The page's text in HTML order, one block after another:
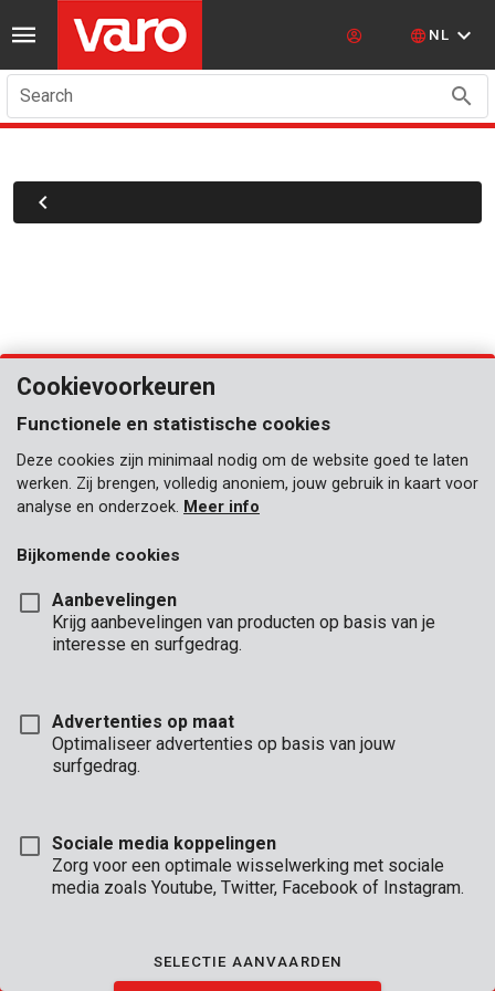
NL
Search
KANTOOR-
UREN
Vr:
08:00 - 12:30 / 13:00 - 16:00
TECHNISCHE DIENST
Vr:
8:00 - 12:30 / 13:00 - 15:30
(telefonisch bereikbaar tot 16:00)
ALGEMENE VOORWAARDEN
Cookievoorkeuren
Functionele en statistische cookies
Deze cookies zijn minimaal nodig om de website goed te laten
werken. Zij brengen, volledig anoniem, jouw gebruik in kaart voor
analyse en onderzoek. Meer info
Bijkomende cookies
Aanbevelingen
Krijg aanbevelingen van producten op basis van je
interesse en surfgedrag.
Advertenties op maat
Optimaliseer advertenties op basis van jouw
surfgedrag.
Sociale media koppelingen
Zorg voor een optimale wisselwerking met sociale
media zoals Youtube, Twitter, Facebook of Instagram.
SELECTIE AANVAARDEN